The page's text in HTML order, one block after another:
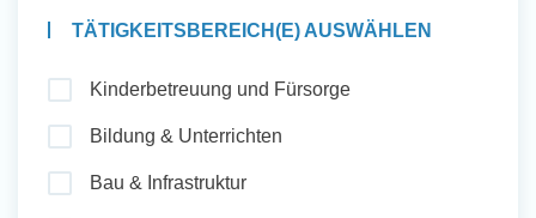
Auslandserfahrung Sammeln
und Sozial Engagieren
TÄTIGKEITSBEREICH(E) AUSWÄHLEN
Kinderbetreuung und Fürsorge
Bildung & Unterrichten
Bau & Infrastruktur